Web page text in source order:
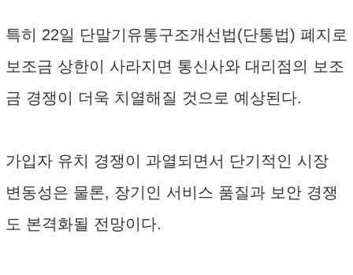
특히 22일 단말기유통구조개선법(단통법) 폐지로
보조금 상한이 사라지면 통신사와 대리점의 보조
금 경쟁이 더욱 치열해질 것으로 예상된다.
가입자 유치 경쟁이 과열되면서 단기적인 시장
변동성은 물론, 장기인 서비스 품질과 보안 경쟁
도 본격화될 전망이다.